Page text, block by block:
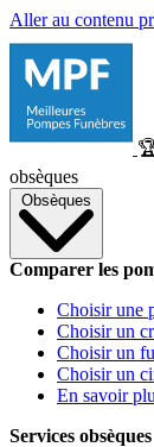
Aller au contenu
obsèques
Obsèques
Comparer les
Choisir une
Choisir un
Choisir un
Choisir un
En savoir
Services obsèques